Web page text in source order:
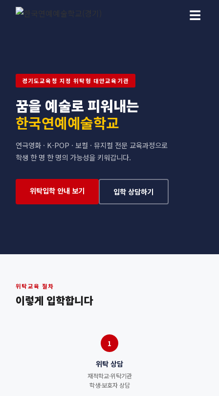
☰
경기도교육청 지정 위탁형 대안교육기관
꿈을 예술로 피워내는
한국연예예술학교
연극영화 · K-POP · 보컬 · 뮤지컬 전문 교육과정으로
학생 한 명 한 명의 가능성을 키워갑니다.
위탁입학 안내 보기 입학 상담하기
위탁교육 절차
이렇게 입학합니다
1
위탁 상담
재적학교·위탁기관
학생·보호자 상담